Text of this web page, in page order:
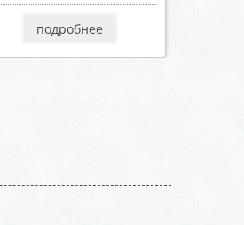
подробнее